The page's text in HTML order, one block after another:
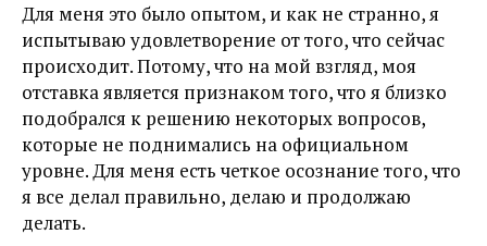
Для меня это было опытом, и как не странно, я
испытываю удовлетворение от того, что сейчас
происходит. Потому, что на мой взгляд, моя
отставка является признаком того, что я близко
подобрался к решению некоторых вопросов,
которые не поднимались на официальном
уровне. Для меня есть четкое осознание того, что
я все делал правильно, делаю и продолжаю
делать.